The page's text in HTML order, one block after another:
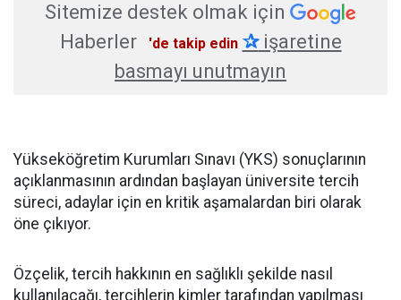
Sitemize destek olmak için
Haberler
'de takip edin ✰işaretine
basmayı unutmayın
Yükseköğretim Kurumları Sınavı (YKS) sonuçlarının
açıklanmasının ardından başlayan üniversite tercih
süreci, adaylar için en kritik aşamalardan biri olarak
öne çıkıyor.
Özçelik, tercih hakkının en sağlıklı şekilde nasıl
kullanılacağı, tercihlerin kimler tarafından yapılması